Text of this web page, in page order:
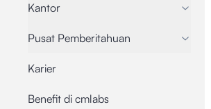
Kantor
Pusat Pemberitahuan
Karier
Benefit di cmlabs